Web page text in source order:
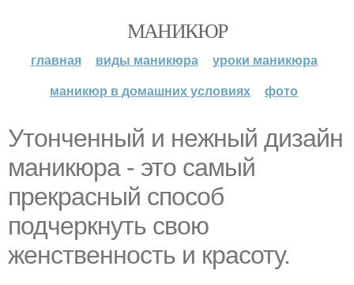
МАНИКЮР
главная виды маникюра
уроки маникюра
маникюр в домашних условиях
фото
Утонченный и нежный дизайн
маникюра - это самый
прекрасный способ
подчеркнуть свою
женственность и красоту.